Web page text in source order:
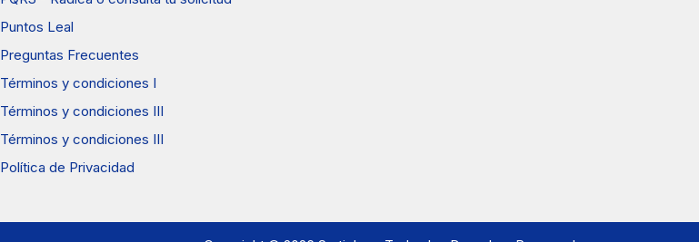
Puntos Leal
Preguntas Frecuentes
Términos y condiciones I
Términos y condiciones III
Términos y condiciones III
Política de Privacidad